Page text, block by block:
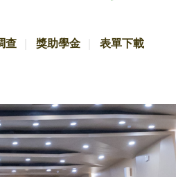
查 獎助學金 表單下載